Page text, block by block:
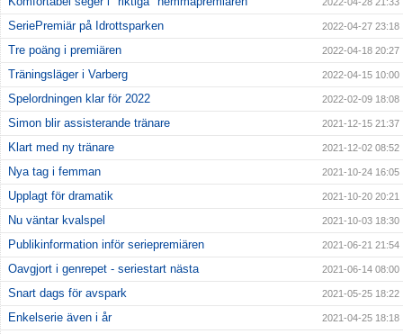
SeriePremiär på Idrottsparken 2022-04-27 23:18
Tre poäng i premiären 2022-04-18 20:27
Träningsläger i Varberg 2022-04-15 10:00
Spelordningen klar för 2022 2022-02-09 18:08
Simon blir assisterande tränare 2021-12-15 21:37
Klart med ny tränare 2021-12-02 08:52
Nya tag i femman 2021-10-24 16:05
Upplagt för dramatik 2021-10-20 20:21
Nu väntar kvalspel 2021-10-03 18:30
Publikinformation inför seriepremiären 2021-06-21 21:54
Oavgjort i genrepet - seriestart nästa 2021-06-14 08:00
Snart dags för avspark 2021-05-25 18:22
Enkelserie även i år 2021-04-25 18:18